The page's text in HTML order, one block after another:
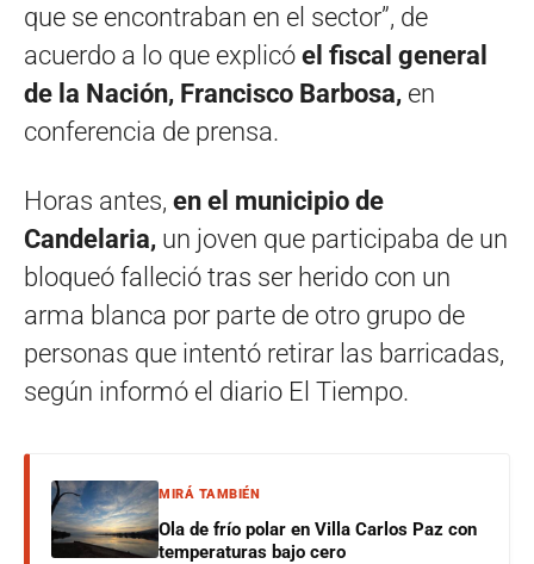
que se encontraban en el sector”, de
acuerdo a lo que explicó el fiscal general
de la Nación, Francisco Barbosa, en
conferencia de prensa.
Horas antes, en el municipio de
Candelaria, un joven que participaba de un
bloqueó falleció tras ser herido con un
arma blanca por parte de otro grupo de
personas que intentó retirar las barricadas,
según informó el diario El Tiempo.
MIRÁ TAMBIÉN
Ola de frío polar en Villa Carlos Paz con
temperaturas bajo cero